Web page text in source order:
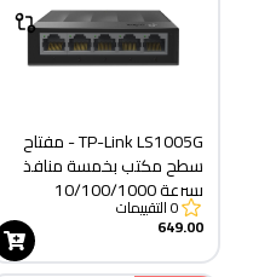
TP-Link LS1005G - مفتاح
سطح مكتب بخمسة منافذ
بسرعة 10/100/1000
ميجابت في الثانية
0التقييمات
649.00